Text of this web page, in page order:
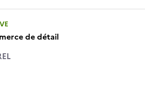
de détail